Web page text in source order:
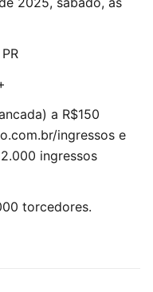
a R$150
ingressos e
ingressos
torcedores.